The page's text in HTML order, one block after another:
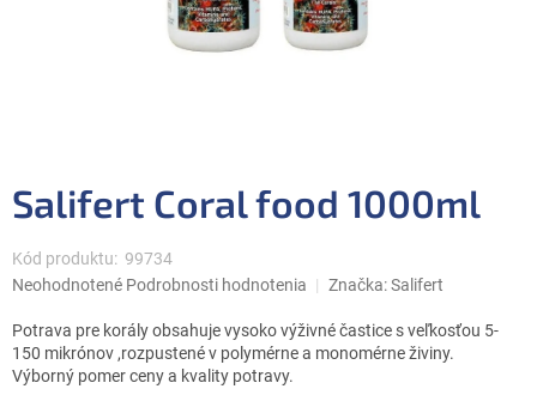
Salifert Coral food 1000ml
Kód produktu: 99734
Priemerné
produktu
je
0,0
Neohodnotené Podrobnosti hodnotenia Značka:Salifert
Potrava pre korály obsahuje vysoko výživné častice s veľkosťou 5-
150 mikrónov ,rozpustené v polymérne a monomérne živiny.
Výborný pomer ceny a kvality potravy.